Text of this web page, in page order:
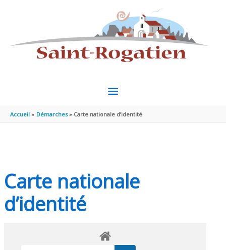
MENU
PRINCIPAL
Accueil Démarches Carte nationale d’identité
Carte nationale
d’identité